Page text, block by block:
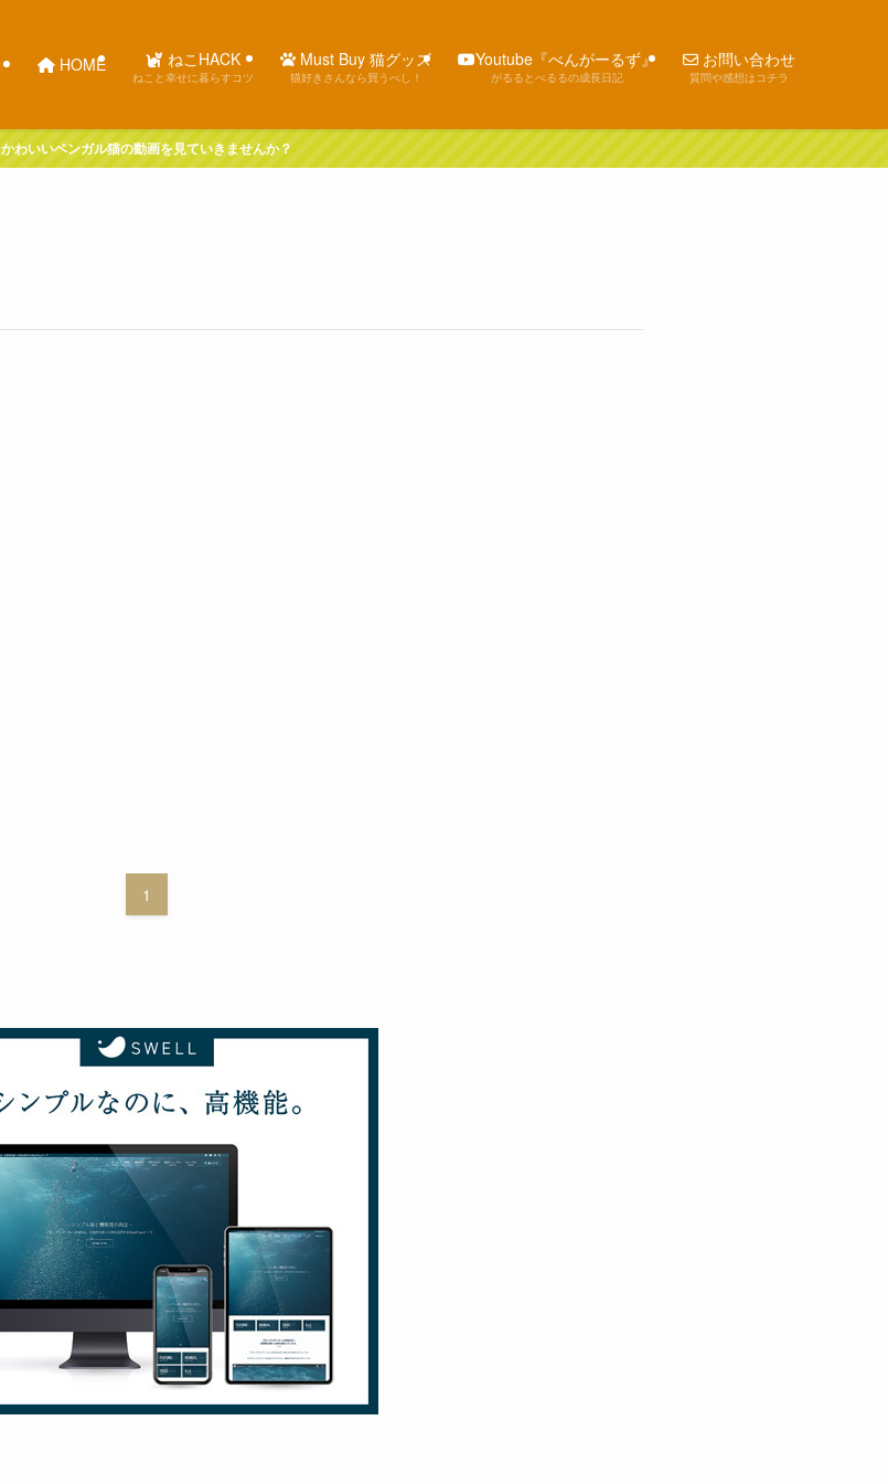
HOME ねこHACK
ねこと幸せに暮らすコツ
Must Buy 猫グッズ
猫好きさんなら買うべし！
Youtube『べんがーるず』
がるるとべるるの成長日記
お問い合わせ
質問や感想はコチラ
かわいいベンガル猫の動画を見ていきませんか？
1